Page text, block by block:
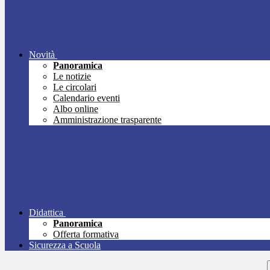
Novità
Panoramica
Le notizie
Le circolari
Calendario eventi
Albo online
Amministrazione trasparente
Didattica
Panoramica
Offerta formativa
Sicurezza a Scuola